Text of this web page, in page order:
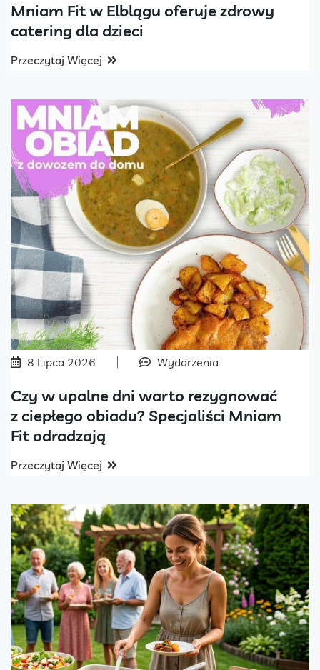
Mniam Fit w Elblągu oferuje zdrowy
catering dla dzieci
Przeczytaj Więcej
8 Lipca 2026 Wydarzenia
Czy w upalne dni warto rezygnować
z ciepłego obiadu? Specjaliści Mniam
Fit odradzają
Przeczytaj Więcej